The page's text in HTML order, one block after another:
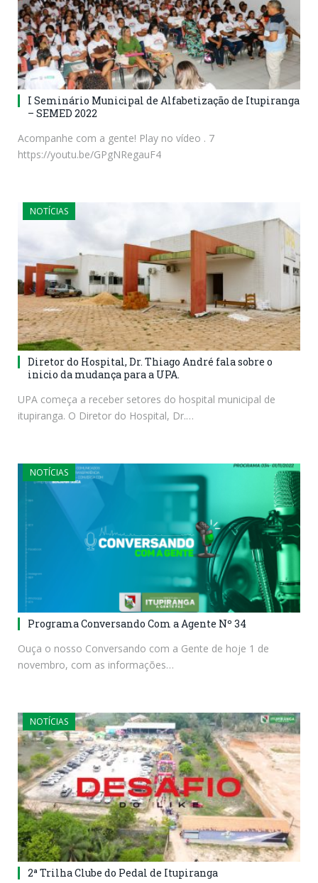
I Seminário Municipal de Alfabetização de Itupiranga
– SEMED 2022
Acompanhe com a gente! Play no vídeo . 7
https://youtu.be/GPgNRegauF4
NOTÍCIAS
Diretor do Hospital, Dr. Thiago André fala sobre o
inicio da mudança para a UPA.
UPA começa a receber setores do hospital municipal de
itupiranga. O Diretor do Hospital, Dr.…
NOTÍCIAS
Programa Conversando Com a Agente Nº 34
Ouça o nosso Conversando com a Gente de hoje 1 de
novembro, com as informações…
NOTÍCIAS
2ª Trilha Clube do Pedal de Itupiranga